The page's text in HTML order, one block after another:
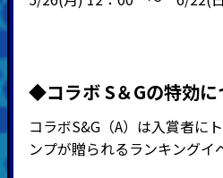
◆コラボ S＆Gの特効に
コラボS&G（A）は入賞者に
ンプが贈られるランキングイ